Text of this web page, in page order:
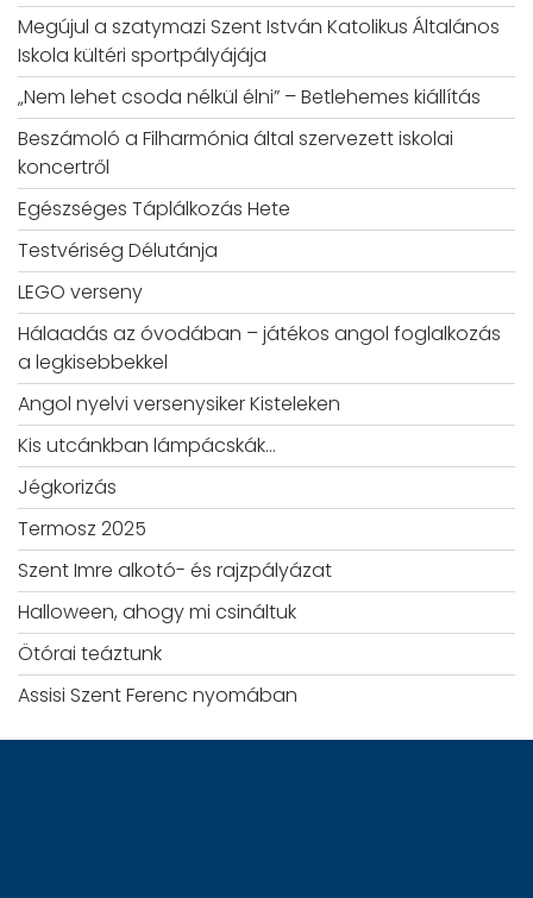
Megújul a szatymazi Szent István Katolikus Általános
Iskola kültéri sportpályájája
„Nem lehet csoda nélkül élni” – Betlehemes kiállítás
Beszámoló a Filharmónia által szervezett iskolai
koncertről
Egészséges Táplálkozás Hete
Testvériség Délutánja
LEGO verseny
Hálaadás az óvodában – játékos angol foglalkozás
a legkisebbekkel
Angol nyelvi versenysiker Kisteleken
Kis utcánkban lámpácskák…
Jégkorizás
Termosz 2025
Szent Imre alkotó- és rajzpályázat
Halloween, ahogy mi csináltuk
Ötórai teáztunk
Assisi Szent Ferenc nyomában